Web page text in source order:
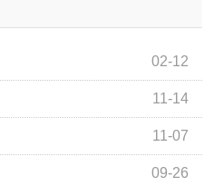
02-12
工作报告 11-14
态环境领域大起底、大排查、
11-07
营运行实施方案》部门解读
09-26